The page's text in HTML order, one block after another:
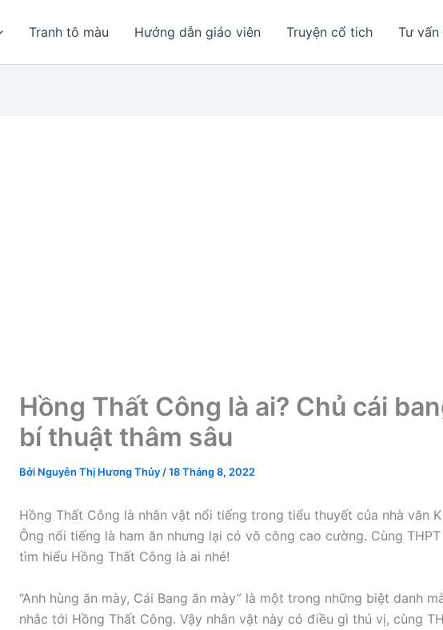
Tranh tô màu Hướng dẫn giáo viên Truyện cổ tich Tư vấn
Hồng Thất Công là ai? Chủ cái
bí thuật thâm sâu
Bởi Nguyễn Thị Hương Thủy /18 Tháng 8, 2022
Hồng Thất Công là nhân vật nổi tiếng trong tiểu thuyết của nhà văn
Ông nổi tiếng là ham ăn nhưng lại có võ công cao cường. Cùng THPT
tìm hiểu Hồng Thất Công là ai nhé!
“Anh hùng ăn mày, Cái Bang ăn mày” là một trong những biệt danh
nhắc tới Hồng Thất Công. Vậy nhân vật này có điều gì thú vị, cùng